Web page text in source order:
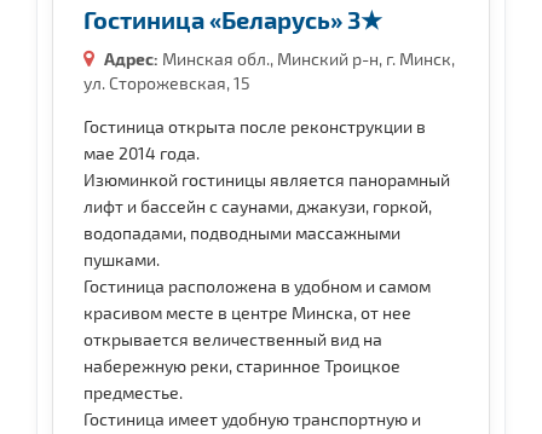
Гостиница «Беларусь» 3★
Адрес: Минская обл., Минский р-н, г. Минск,
ул. Сторожевская, 15
Гостиница открыта после реконструкции в
мае 2014 года.
Изюминкой гостиницы является панорамный
лифт и бассейн с саунами, джакузи, горкой,
водопадами, подводными массажными
пушками.
Гостиница расположена в удобном и самом
красивом месте в центре Минска, от нее
открывается величественный вид на
набережную реки, старинное Троицкое
предместье.
Гостиница имеет удобную транспортную и